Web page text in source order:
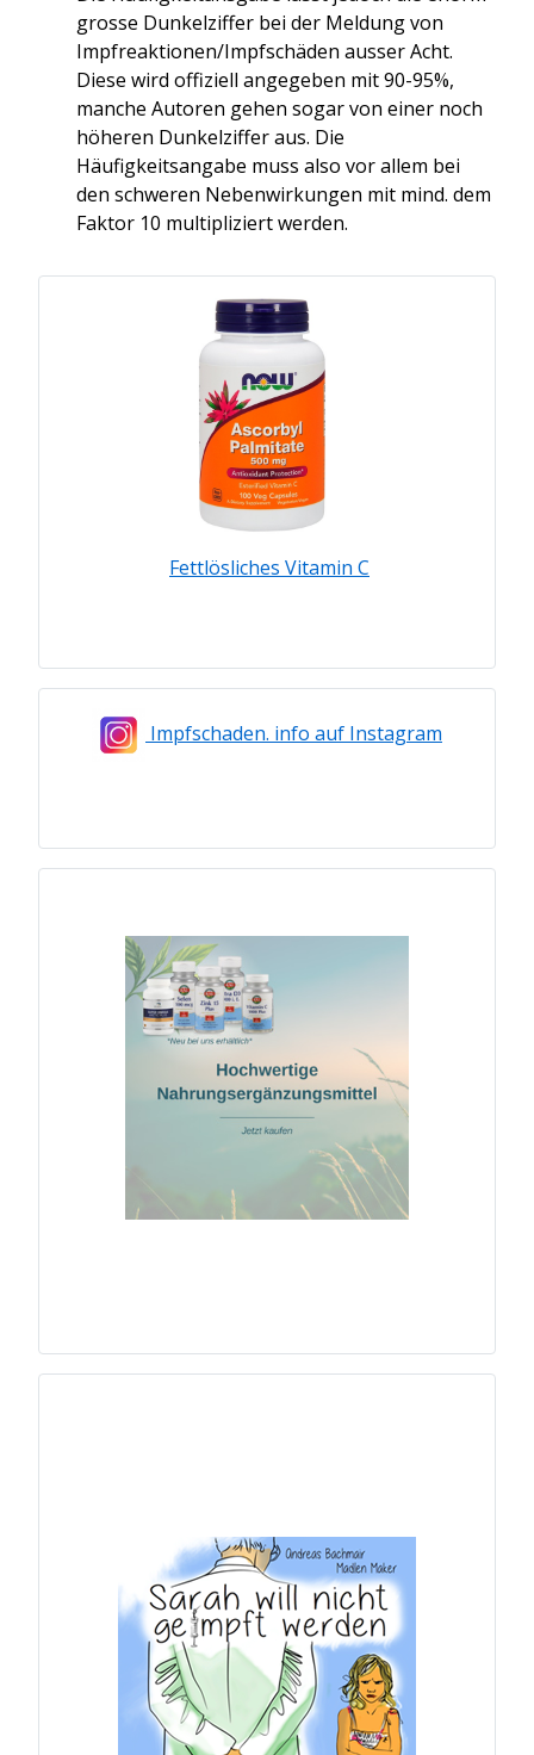
grosse Dunkelziffer bei der Meldung von
Impfreaktionen/Impfschäden ausser Acht.
Diese wird offiziell angegeben mit 90-95%,
manche Autoren gehen sogar von einer noch
höheren Dunkelziffer aus. Die
Häufigkeitsangabe muss also vor allem bei
den schweren Nebenwirkungen mit mind. dem
Faktor 10 multipliziert werden.
Fettlösliches Vitamin C
Impfschaden. info auf Instagram